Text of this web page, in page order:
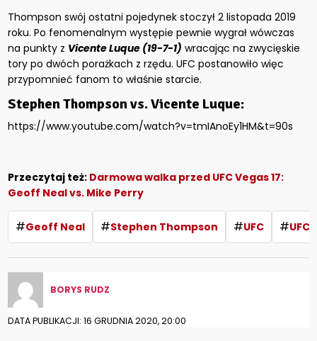
Thompson swój ostatni pojedynek stoczył 2 listopada 2019
roku. Po fenomenalnym występie pewnie wygrał wówczas
na punkty z Vicente Luque (19-7-1) wracając na zwycięskie
tory po dwóch porażkach z rzędu. UFC postanowiło więc
przypomnieć fanom to właśnie starcie.
Stephen Thompson vs. Vicente Luque:
https://www.youtube.com/watch?v=tmIAnoEy1HM&t=90s
Przeczytaj też: Darmowa walka przed UFC Vegas 17:
Geoff Neal vs. Mike Perry
#Geoff Neal #Stephen Thompson #UFC #UFC
BORYS RUDZ
DATA PUBLIKACJI: 16 GRUDNIA 2020, 20:00